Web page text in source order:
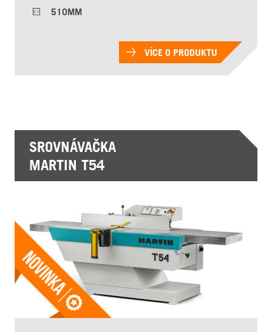
510MM
VÍCE O PRODUKTU
SROVNÁVAČKA
MARTIN T54